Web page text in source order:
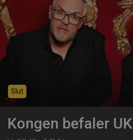
Slut
Kongen befaler UK